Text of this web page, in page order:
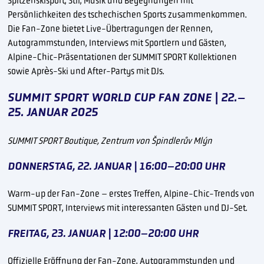
Persönlichkeiten des tschechischen Sports zusammenkommen.
Die Fan-Zone bietet Live-Übertragungen der Rennen,
Autogrammstunden, Interviews mit Sportlern und Gästen,
Alpine-Chic-Präsentationen der SUMMIT SPORT Kollektionen
sowie Après-Ski und After-Partys mit DJs.
SUMMIT SPORT WORLD CUP FAN ZONE | 22.–
25. JANUAR 2025
SUMMIT SPORT Boutique, Zentrum von Špindlerův Mlýn
DONNERSTAG, 22. JANUAR | 16:00–20:00 UHR
Warm-up der Fan-Zone – erstes Treffen, Alpine-Chic-Trends von
SUMMIT SPORT, Interviews mit interessanten Gästen und DJ-Set.
FREITAG, 23. JANUAR | 12:00–20:00 UHR
Offizielle Eröffnung der Fan-Zone, Autogrammstunden und